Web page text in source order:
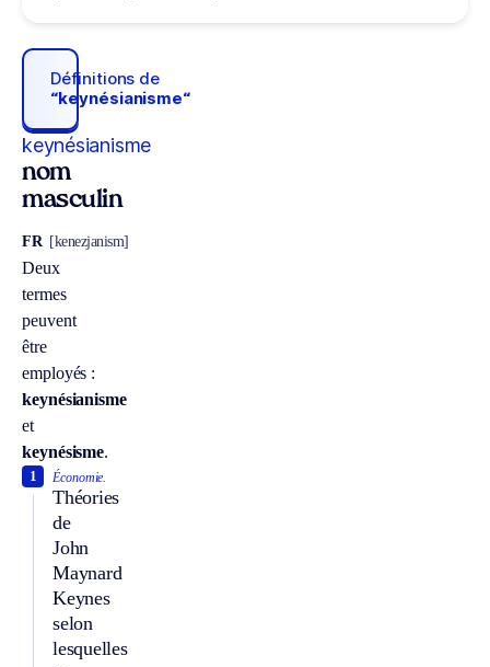
Définitions de
“keynésianisme“
keynésianisme
nom
masculin
FR [kenezjanism]
Deux
termes
peuvent
être
employés :
keynésianisme
et
keynésisme.
Économie.
Théories
de
John
Maynard
Keynes
selon
lesquelles
1